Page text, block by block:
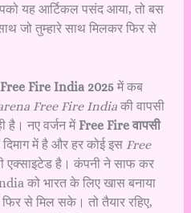
यह आर्टिकल पसंद आया, तो बस
जो तुम्हारे साथ मिलकर फिर से
Free Fire India 2025में कब
Free Fire Indiaकी वापसी
है। नए वर्जन मेंFree Fire वापसी
में है और हर कोई इस Free
एक्साइटेड है। कंपनी ने साफ कर
को भारत के लिए खास बनाया
फिर से मिल सके। तो तैयार रहिए,